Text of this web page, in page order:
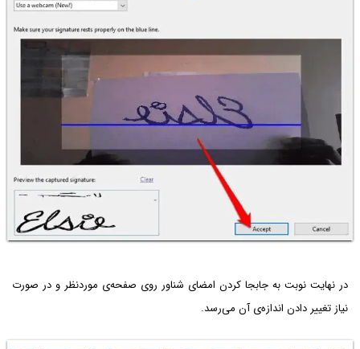
در نهایت نوبت به جابجا کردن امضای شناور روی صفحه‌ی موردنظر و در صورت
نیاز تغییر دادن اندازه‌ی آن می‌رسد.